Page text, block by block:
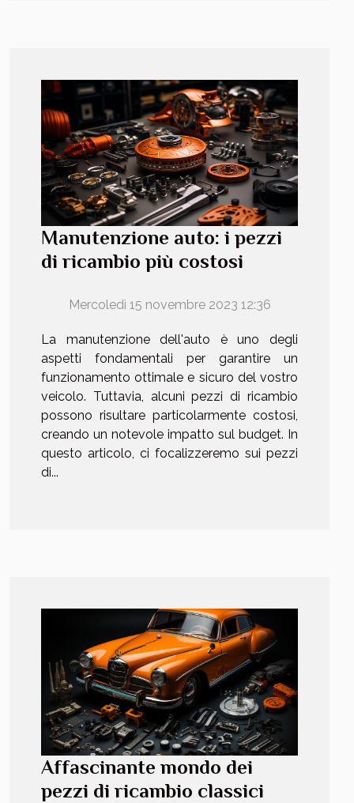
Manutenzione auto: i pezzi
di ricambio più costosi
Mercoledì 15 novembre 2023 12:36
La manutenzione dell'auto è uno degli
aspetti fondamentali per garantire un
funzionamento ottimale e sicuro del vostro
veicolo. Tuttavia, alcuni pezzi di ricambio
possono risultare particolarmente costosi,
creando un notevole impatto sul budget. In
questo articolo, ci focalizzeremo sui pezzi
di...
Affascinante mondo dei
pezzi di ricambio classici